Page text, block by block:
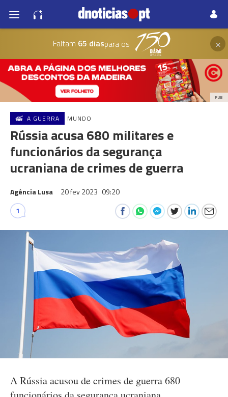
Faltam 65 diaspara os ×
PUB
A GUERRA MUNDO
Rússia acusa 680 militares e
funcionários da segurança
ucraniana de crimes de guerra
Agência Lusa 20 fev 2023 09:20
1
A Rússia acusou de crimes de guerra 680